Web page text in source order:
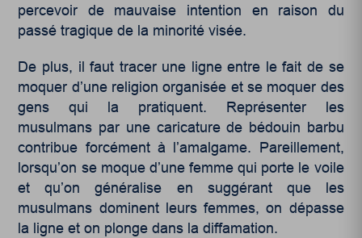
percevoir de mauvaise intention en raison du
passé tragique de la minorité visée.
De plus, il faut tracer une ligne entre le fait de se
moquer d’une religion organisée et se moquer des
gens qui la pratiquent. Représenter les
musulmans par une caricature de bédouin barbu
contribue forcément à l’amalgame. Pareillement,
lorsqu’on se moque d’une femme qui porte le voile
et qu’on généralise en suggérant que les
musulmans dominent leurs femmes, on dépasse
la ligne et on plonge dans la diffamation.